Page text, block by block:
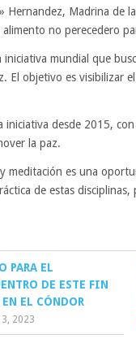
Hernandez, Madrina de
no perecedero
iniciativa mundial que
El objetivo es visibilizar
iniciativa desde 2015,
la paz.
meditación es una
de estas
PARA EL
DE ESTE FIN
EL CÓNDOR
3, 2023